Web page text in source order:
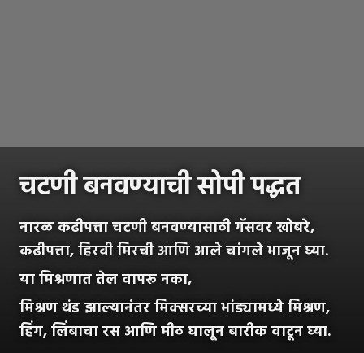
चटणी बनवण्याची सोपी पद्धत
नारळ कढीपत्ता चटणी बनवण्यासाठी गॅसवर खोबरे,
कढीपत्ता, हिरवी मिरची आणि आले चांगले भाजून घ्या.
या मिश्रणात तेल वापरू नका,
मिश्रण थंड झाल्यानंतर मिक्सरच्या भांड्यामध्ये मिश्रण,
हिंग, लिंबाचा रस आणि मीठ घालून बारीक वाटून घ्या.